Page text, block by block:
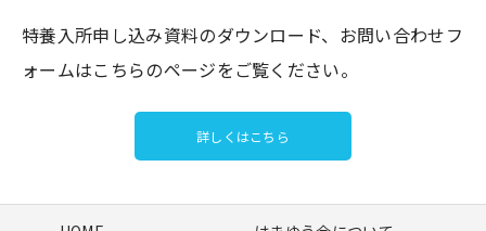
特養入所申し込み資料のダウンロード、お問い合わせフ
ォームはこちらのページをご覧ください。
詳しくはこちら